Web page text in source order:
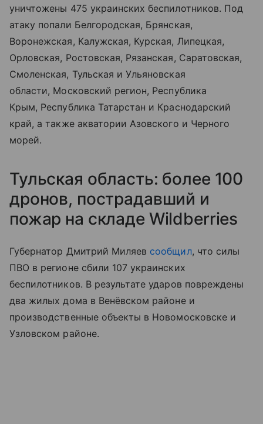
уничтожены 475 украинских беспилотников. Под
атаку попали Белгородская, Брянская,
Воронежская, Калужская, Курская, Липецкая,
Орловская, Ростовская, Рязанская, Саратовская,
Смоленская, Тульская и Ульяновская
области, Московский регион, Республика
Крым, Республика Татарстан и Краснодарский
край, а такжеакватории Азовского и Черного
морей.
Тульская область: более 100
дронов, пострадавший и
пожар на складе Wildberries
Губернатор Дмитрий Миляев сообщил, что силы
ПВО в регионе сбили 107 украинских
беспилотников. В результате ударов повреждены
два жилых дома в Венёвском районе и
производственные объекты в Новомосковске и
Узловском районе.